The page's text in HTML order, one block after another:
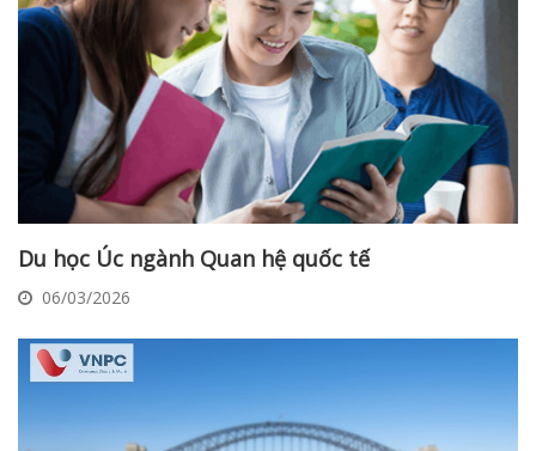
Du học Úc ngành Quan hệ quốc tế
06/03/2026